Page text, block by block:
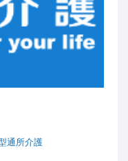
通所介護